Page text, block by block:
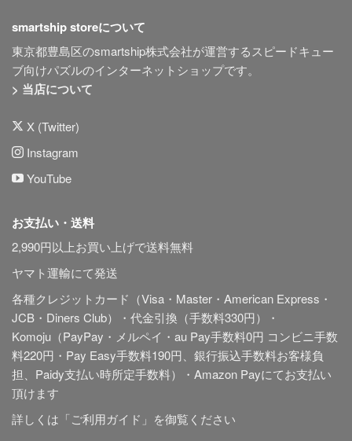
smartship storeについて
東京都豊島区のsmartship株式会社が運営するスピードキュー
ブ向けパズルのインターネットショップです。
> 当店について
X (Twitter)
Instagram
YouTube
お支払い・送料
2,990円以上お買い上げで送料無料
ヤマト運輸にて発送
各種クレジットカード（Visa・Master・American Express・
JCB・Diners Club）・代金引換（手数料330円）・
Komoju（PayPay・メルペイ・au Pay手数料0円 コンビニ手数
料220円・Pay Easy手数料190円、銀行振込手数料お客様負
担、Paidy支払い時所定手数料）・Amazon Payにてお支払い
頂けます
詳しくは「ご利用ガイド 」を御覧ください